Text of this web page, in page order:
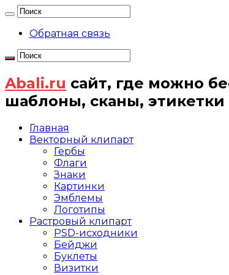
Обратная связь
Abali.ru сайт, где можно
шаблоны, сканы, этикетки
Главная
Векторный клипарт
Гербы
Флаги
Знаки
Картинки
Эмблемы
Логотипы
Растровый клипарт
PSD-исходники
Бейджи
Буклеты
Визитки